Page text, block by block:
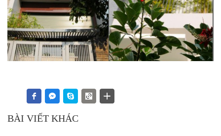
BÀI VIẾT KHÁC